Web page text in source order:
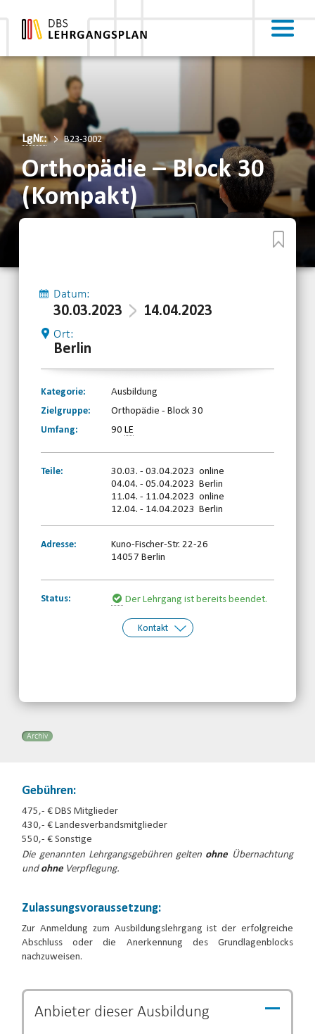
LgNr.: B23-3002
Orthopädie – Block 30
(Kompakt)
Datum:
30.03.2023 14.04.2023
Ort:
Berlin
Kategorie:
Ausbildung
Zielgruppe:
Orthopädie - Block 30
Umfang:
90LE
Teile:
30.03. - 03.04.2023 online
04.04. - 05.04.2023 Berlin
11.04. - 11.04.2023 online
12.04. - 14.04.2023 Berlin
Adresse:
Kuno-Fischer-Str. 22-26
14057 Berlin
Status: Der Lehrgang ist bereits beendet.
Kontakt
Archiv
Gebühren:
475,- € DBS Mitglieder
430,- € Landesverbandsmitglieder
550,- € Sonstige
Die genannten Lehrgangsgebühren gelten ohne Übernachtung
und ohne Verpflegung.
Zulassungsvoraussetzung:
Zur Anmeldung zum Ausbildungslehrgang ist der erfolgreiche
Abschluss oder die Anerkennung des Grundlagenblocks
nachzuweisen.
Anbieter dieserAusbildung